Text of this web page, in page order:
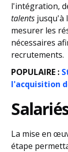
l'intégration,
talents jusqu'à
mesurer les
nécessaires
recrutements.
POPULAIRE :
l'acquisition
La mise en
étape